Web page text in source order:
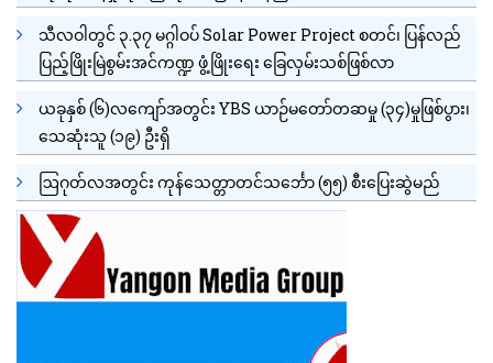
သီလဝါတွင် ၃.၃၇ မဂ္ဂါဝပ် Solar Power Project စတင်၊ ပြန်လည်
ပြည့်ဖြိုးမြဲစွမ်းအင်ကဏ္ဍ ဖွံ့ဖြိုးရေး ခြေလှမ်းသစ်ဖြစ်လာ
ယခုနှစ် (၆)လကျော်အတွင်း YBS ယာဉ်မတော်တဆမှု (၃၄)မှုဖြစ်ပွား၊
သေဆုံးသူ (၁၉) ဦးရှိ
ဩဂုတ်လအတွင်း ကုန်သေတ္တာတင်သင်္ဘော (၅၅) စီးပြေးဆွဲမည်